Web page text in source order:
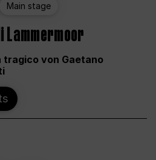
Main stage
Lammermoor
tragico von Gaetano